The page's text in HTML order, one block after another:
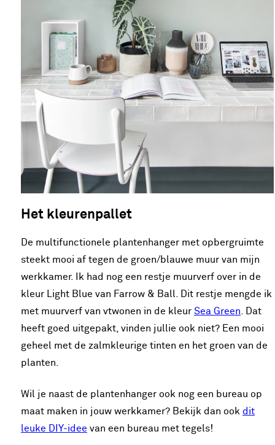
Het kleurenpallet
De multifunctionele plantenhanger met opbergruimte
steekt mooi af tegen de groen/blauwe muur van mijn
werkkamer. Ik had nog een restje muurverf over in de
kleur Light Blue van Farrow & Ball. Dit restje mengde ik
met muurverf van vtwonen in de kleur Sea Green. Dat
heeft goed uitgepakt, vinden jullie ook niet? Een mooi
geheel met de zalmkleurige tinten en het groen van de
planten.
Wil je naast de plantenhanger ook nog een bureau op
maat maken in jouw werkkamer? Bekijk dan ook dit
leuke DIY-idee van een bureau met tegels!